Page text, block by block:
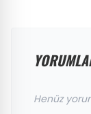
Henüz